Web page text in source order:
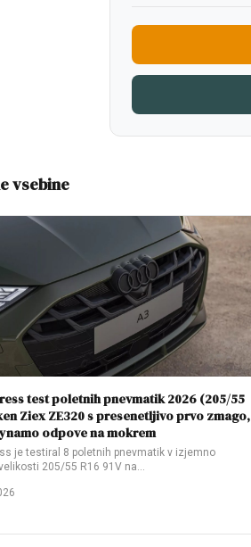
vsebine
test poletnih pnevmatik 2026 (205/55
Ziex ZE320 s presenetljivo prvo zmago,
odpove na mokrem
je testiral 8 poletnih pnevmatik v izjemno
205/55 R16 91V na…